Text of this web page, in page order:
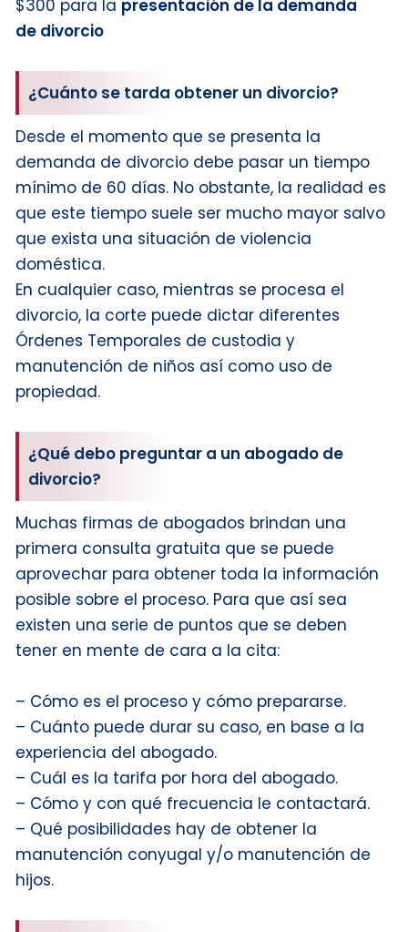
$300 para la presentación de la demanda
de divorcio
¿Cuánto se tarda obtener un divorcio?
Desde el momento que se presenta la
demanda de divorcio debe pasar un tiempo
mínimo de 60 días. No obstante, la realidad es
que este tiempo suele ser mucho mayor salvo
que exista una situación de violencia
doméstica.
En cualquier caso, mientras se procesa el
divorcio, la corte puede dictar diferentes
Órdenes Temporales de custodia y
manutención de niños así como uso de
propiedad.
¿Qué debo preguntar a un abogado de
divorcio?
Muchas firmas de abogados brindan una
primera consulta gratuita que se puede
aprovechar para obtener toda la información
posible sobre el proceso. Para que así sea
existen una serie de puntos que se deben
tener en mente de cara a la cita:
– Cómo es el proceso y cómo prepararse.
– Cuánto puede durar su caso, en base a la
experiencia del abogado.
– Cuál es la tarifa por hora del abogado.
– Cómo y con qué frecuencia le contactará.
– Qué posibilidades hay de obtener la
manutención conyugal y/o manutención de
hijos.